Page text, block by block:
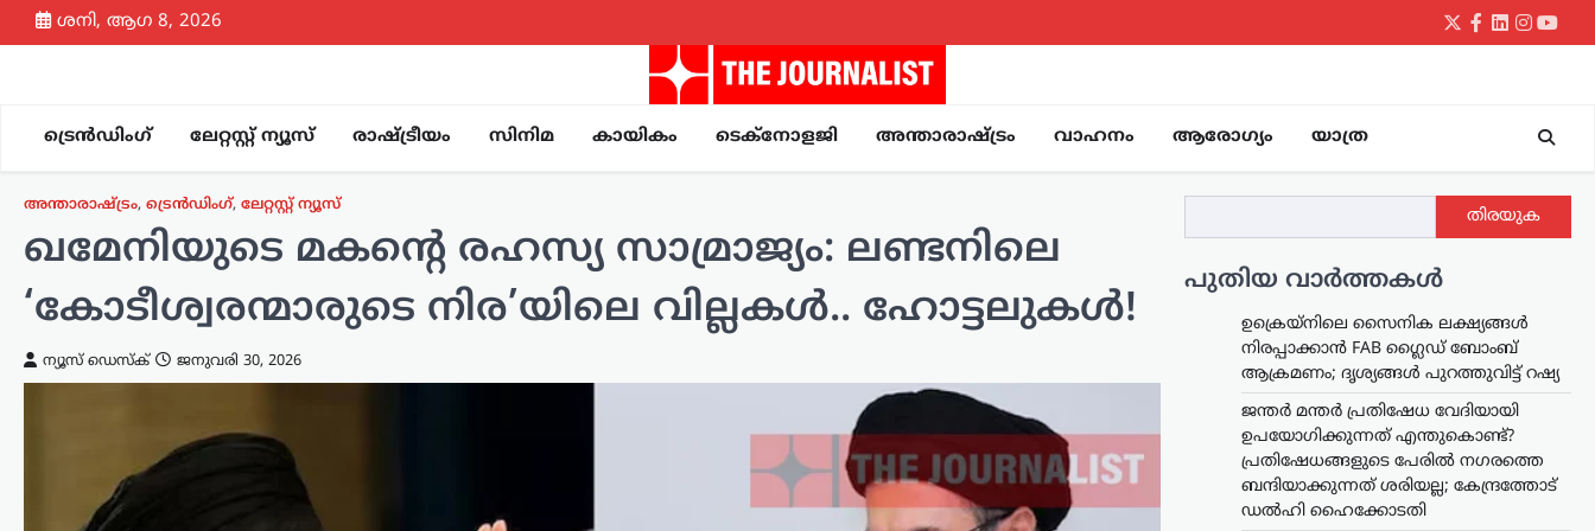
Skip
to
ശനി, ആഗ 8, 2026
Twitter
Facebook
LinkedIn
ട്രെൻഡിംഗ് ലേറ്റസ്റ്റ് ന്യൂസ് രാഷ്ട്രീയം സിനിമ കായികം ടെക്നോളജി അന്താരാഷ്ട്രം വാഹനം ആരോഗ്യം യാത്ര
അന്താരാഷ്ട്രം, ട്രെൻഡിംഗ്, ലേറ്റസ്റ്റ് ന്യൂസ്
ഖമേനിയുടെ മകന്റെ രഹസ്യ സാമ്രാജ്യം: ലണ്ടനിലെ
‘കോടീശ്വരന്മാരുടെ നിര’യിലെ വില്ലകൾ.. ഹോട്ടലുകൾ!
ന്യൂസ് ഡെസ്ക് ജനുവരി 30, 2026
തിരയുക
പുതിയ വാർത്തകൾ
ഉക്രെയ്നിലെ സൈനിക ലക്ഷ്യങ്ങൾ
നിരപ്പാക്കാൻ FAB ഗ്ലൈഡ് ബോംബ്
ആക്രമണം; ദൃശ്യങ്ങൾ പുറത്തുവിട്ട് റഷ്യ
ജന്തർ മന്തർ പ്രതിഷേധ വേദിയായി
ഉപയോഗിക്കുന്നത് എന്തുകൊണ്ട്?
പ്രതിഷേധങ്ങളുടെ പേരിൽ നഗരത്തെ
ബന്ദിയാക്കുന്നത് ശരിയല്ല; കേന്ദ്രത്തോട്
ഡൽഹി ഹൈക്കോടതി